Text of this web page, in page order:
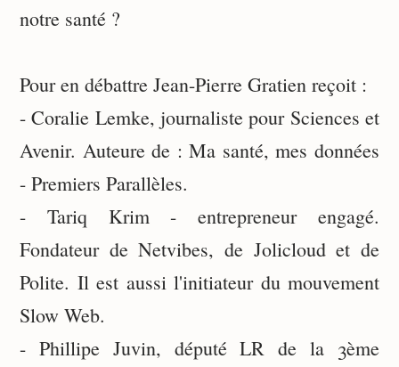
notre santé ?
Pour en débattre Jean-Pierre Gratien reçoit :
- Coralie Lemke, journaliste pour Sciences et
Avenir. Auteure de : Ma santé, mes données
- Premiers Parallèles.
- Tariq Krim - entrepreneur engagé.
Fondateur de Netvibes, de Jolicloud et de
Polite. Il est aussi l'initiateur du mouvement
Slow Web.
- Phillipe Juvin, député LR de la 3ème